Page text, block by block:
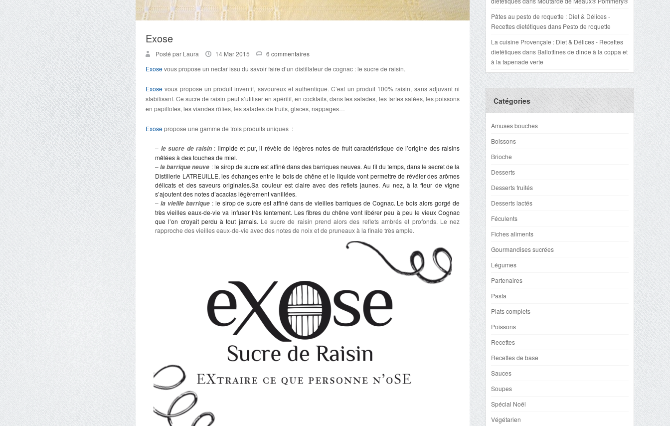
Exose
Posté par Laura 14 Mar 2015
6 commentaires
Exosevous propose un nectar issu du savoir faire d’un distillateur de cognac : le sucre de raisin.
Exose vous propose un produit inventif, savoureux et authentique. C’est un produit 100% raisin, sans adjuvant ni
stabilisant. Ce sucre de raisin peut s’utiliser en apéritif, en cocktails, dans les salades, les tartes salées, les poissons
en papillotes, les viandes rôties, les salades de fruits, glaces, nappages…
Exosepropose une gamme de trois produits uniques :
– le sucre de raisin : limpide et pur, il révèle de légères notes de fruit caractéristique de l’origine des raisins
mêlées à des touches de miel.
–la barrique neuve : le sirop de sucre est affiné dans des barriques neuves. Au fil du temps, dans le secret de la
Distillerie LATREUILLE, les échanges entre le bois de chêne et le liquide vont permettre de révéler des arômes
délicats et des saveurs originales.Sa couleur est claire avec des reflets jaunes. Au nez, à la fleur de vigne
s’ajoutent des notes d’acacias légèrement vanillées.
–la vieille barrique: le sirop de sucre est affiné dans de vieilles barriques de Cognac. Le bois alors gorgé de
très vieilles eaux-de-vie va infuser très lentement. Les fibres du chêne vont libérer peu à peu le vieux Cognac
que l’on croyait perdu à tout jamais. Le sucre de raisin prend alors des reflets ambrés et profonds. Le nez
rapproche des vieilles eaux-de-vie avec des notes de noix et de pruneaux à la finale très ample.
Pâtes au pesto de roquette : Diet & Délices -
Recettes dietétiquesdans Pesto de roquette
La cuisine Provençale : Diet & Délices - Recettes
dietétiquesdans Ballottines de dinde à la coppa et
à la tapenade verte
Catégories
Amuses bouches
Boissons
Brioche
Desserts
Desserts fruités
Desserts lactés
Féculents
Fiches aliments
Gourmandises sucrées
Légumes
Partenaires
Pasta
Plats complets
Poissons
Recettes
Recettes de base
Sauces
Soupes
Spécial Noël
Végétarien